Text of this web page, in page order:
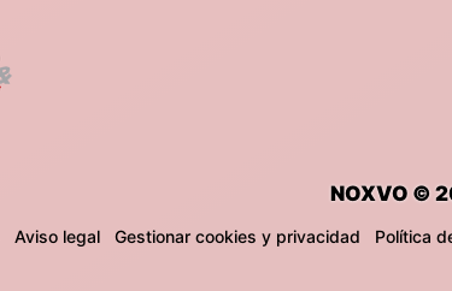
NOXVO ©
Aviso legal Gestionar cookies y privacidad Política